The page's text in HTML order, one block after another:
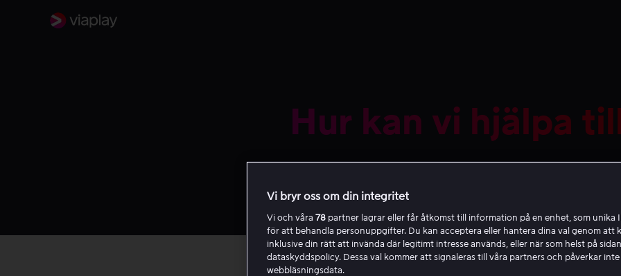
Hur kan vi hjälpa
Rekommenderat
Vi bryr oss om din integritet
Vi och våra 78 partner lagrar eller får åtkomst till information på en enhet, som unika
för att behandla personuppgifter. Du kan acceptera eller hantera dina val genom att
inklusive din rätt att invända där legitimt intresse används, eller när som helst på
dataskyddspolicy. Dessa val kommer att signaleras till våra partners och påverkar inte
webbläsningsdata.